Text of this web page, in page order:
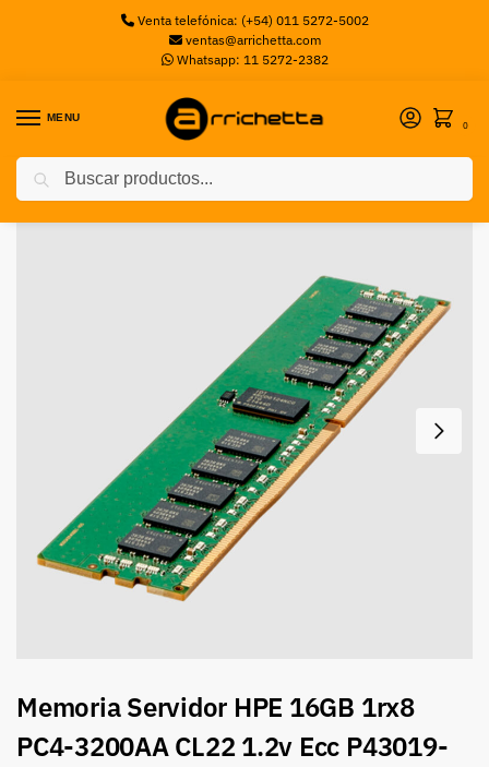
Venta telefónica: (+54) 011 5272-5002
ventas@arrichetta.com
Whatsapp: 11 5272-2382
MENU
0
Inicio Memorias Server / Memoria Servidor HPE 16GB 1rx8 PC4-3200AA CL22 1.2v Ecc P43019-B21
Memoria Servidor HPE 16GB 1rx8
PC4-3200AA CL22 1.2v Ecc P43019-